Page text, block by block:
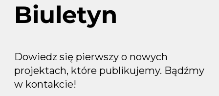
Biuletyn
Dowiedz się pierwszy o nowych
projektach, które publikujemy. Bądźmy
w kontakcie!